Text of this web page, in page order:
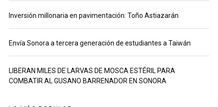
Inversión millonaria en pavimentación: Toño Astiazarán
Envía Sonora a tercera generación de estudiantes a Taiwán
LIBERAN MILES DE LARVAS DE MOSCA ESTÉRIL PARA
COMBATIR AL GUSANO BARRENADOR EN SONORA